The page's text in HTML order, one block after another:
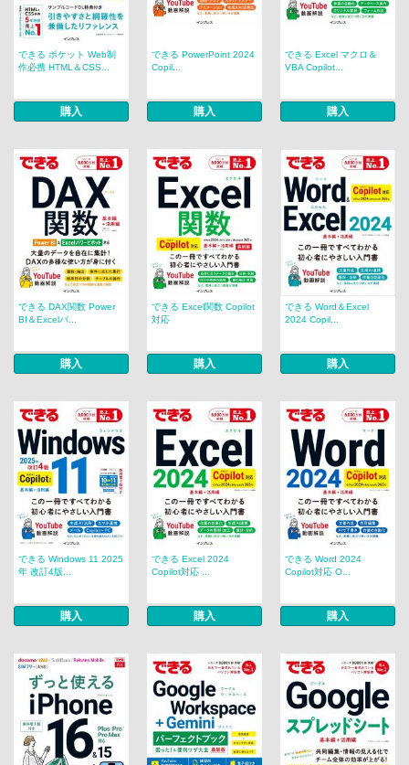
できる ポケット Web制
作必携 HTML＆CSS...
購入
できる PowerPoint 2024
Copil...
購入
できる Excel マクロ＆
VBA Copilot...
購入
できる DAX関数 Power
BI＆Excelパ...
購入
できる Excel関数 Copilot
対応
購入
できる Word＆Excel
2024 Copil...
購入
できる Windows 11 2025
年 改訂4版...
購入
できる Excel 2024
Copilot対応 ...
購入
できる Word 2024
Copilot対応 O...
購入